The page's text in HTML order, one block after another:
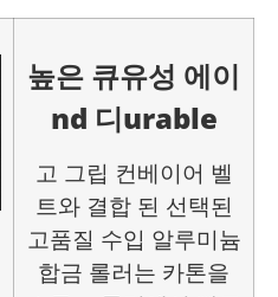
높은 큐유성 에이
nd 디urable
고 그립 컨베이어 벨
트와 결합 된 선택된
고품질 수입 알루미늄
합금 롤러는 카톤을